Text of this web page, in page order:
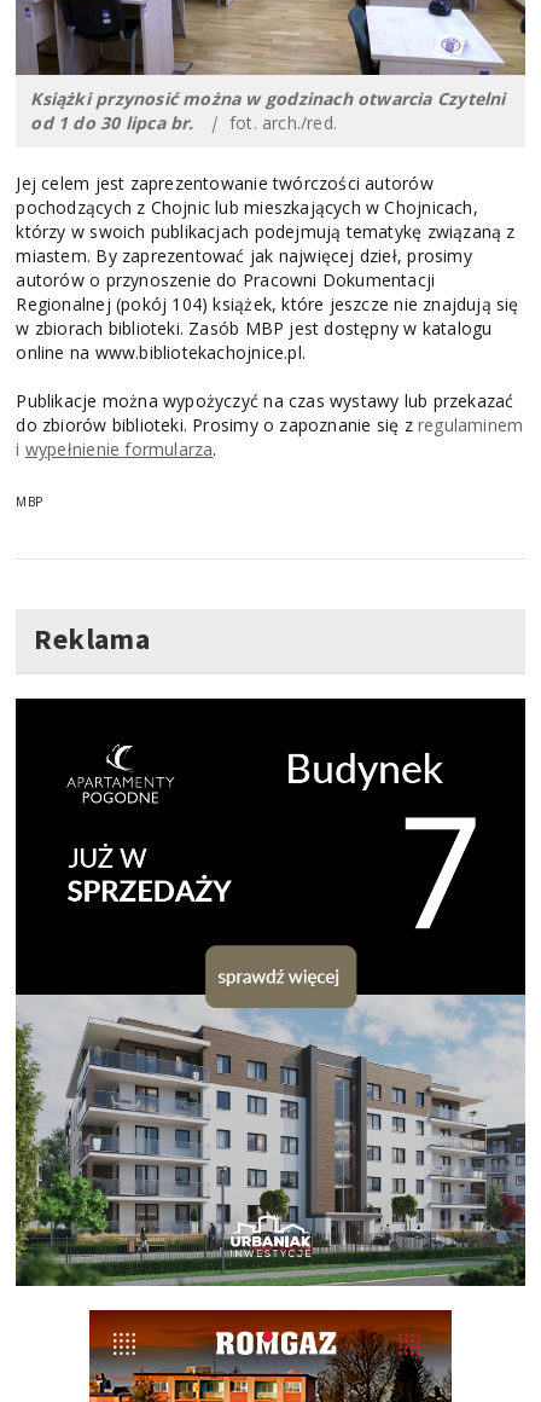
Książki przynosić można w godzinach otwarcia Czytelni
od 1 do 30 lipca br. | fot. arch./red.
Jej celem jest zaprezentowanie twórczości autorów
pochodzących z Chojnic lub mieszkających w Chojnicach,
którzy w swoich publikacjach podejmują tematykę związaną z
miastem. By zaprezentować jak najwięcej dzieł, prosimy
autorów o przynoszenie do Pracowni Dokumentacji
Regionalnej (pokój 104) książek, które jeszcze nie znajdują się
w zbiorach biblioteki. Zasób MBP jest dostępny w katalogu
online na www.bibliotekachojnice.pl.
Publikacje można wypożyczyć na czas wystawy lub przekazać
do zbiorów biblioteki. Prosimy o zapoznanie się z regulaminem
i wypełnienie formularza.
MBP
Reklama